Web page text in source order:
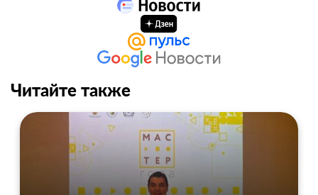
Читайте также